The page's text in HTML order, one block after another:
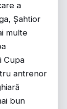
a
Șahtior
multe
Cupa
antrenor
bun